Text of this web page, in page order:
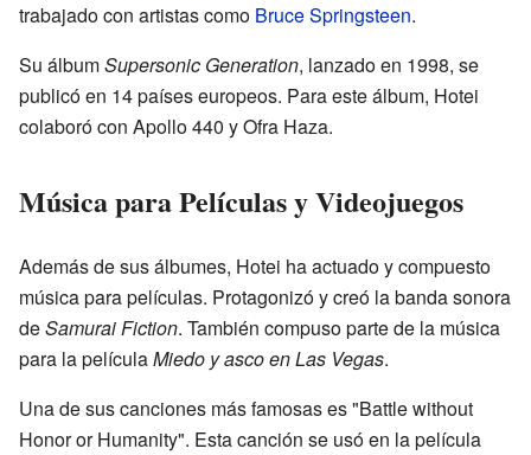
trabajado con artistas como Bruce Springsteen.
Su álbumSupersonic Generation, lanzado en 1998, se
publicó en 14 países europeos. Para este álbum, Hotei
colaboró con Apollo 440 y Ofra Haza.
Música para Películas y Videojuegos
Además de sus álbumes, Hotei ha actuado y compuesto
música para películas. Protagonizó y creó la banda sonora
deSamurai Fiction. También compuso parte de la música
para la películaMiedo y asco en Las Vegas.
Una de sus canciones más famosas es "Battle without
Honor or Humanity". Esta canción se usó en la película